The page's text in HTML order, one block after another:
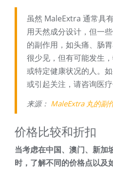
虽然 MaleExtra 通常具
用天然成分设计，但一
的副作用，如头痛、肠
很少见，但有可能发生
或特定健康状况的人。
或引起关注，请咨询医疗
来源： MaleExtra 丸的副
价格比较和折扣
当考虑在中国、澳门、新加
时，了解不同的价格点以及